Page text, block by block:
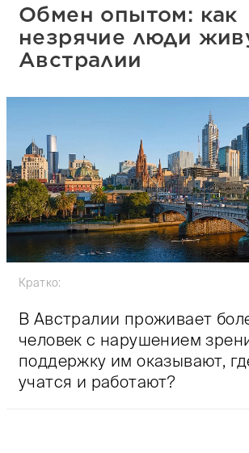
Обмен опытом: как
незрячие люди
Австралии
Кратко:
В Австралии проживает
человек с нарушением
поддержку им оказывают,
учатся и работают?